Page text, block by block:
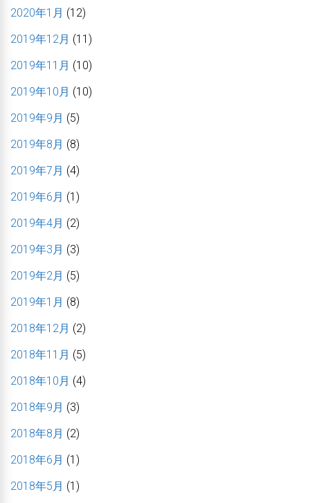
2020年1月 (12)
2019年12月 (11)
2019年11月 (10)
2019年10月 (10)
2019年9月 (5)
2019年8月 (8)
2019年7月 (4)
2019年6月 (1)
2019年4月 (2)
2019年3月 (3)
2019年2月 (5)
2019年1月 (8)
2018年12月 (2)
2018年11月 (5)
2018年10月 (4)
2018年9月 (3)
2018年8月 (2)
2018年6月 (1)
2018年5月 (1)